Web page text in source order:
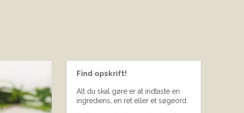
Find opskrift!
Alt du skal gøre er at indtaste en
ingrediens, en ret eller et søgeord.